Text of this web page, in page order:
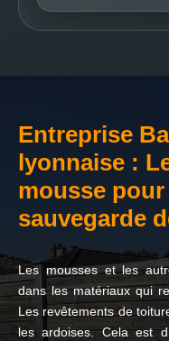
Entreprise
lyonnaise :
mousse
sauvegarde
Les mousses et les
dans les matériaux qui
Les revêtements de
les ardoises. Cela est